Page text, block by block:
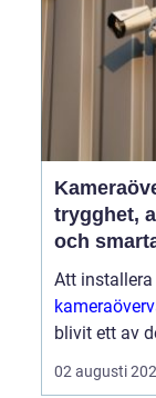
trygghet,
och
säkerhet i
Att installera
blivit ett av
sätten att
i både hem
02 augusti